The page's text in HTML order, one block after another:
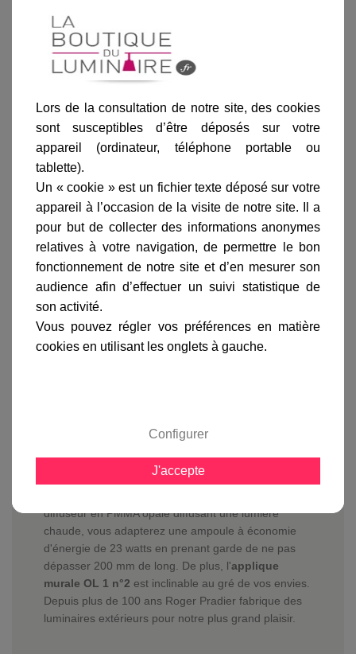
Blanc
anthracite
Ajouter au panier
Informations produit
livraison
gamme complète
diffuseur en PMMA opale diffusant une lumière
chaude, vous adapterez une ampoule à économie
d'énergie de 23 watts en prenant garde de ne pas
dépasser 200 mm de long. De plus, l'applique
murale OL 1 n°2 est inclinable au gré de vos envies.
Depuis plus de 100 ans Roger Pradier fabrique des
luminaires extérieurs pour notre plus grand plaisir.
Lors de la consultation de notre site, des cookies
sont susceptibles d’être déposés sur votre
appareil (ordinateur, téléphone portable ou
tablette).
Un « cookie » est un fichier texte déposé sur votre
appareil à l’occasion de la visite de notre site. Il a
pour but de collecter des informations anonymes
relatives à votre navigation, de permettre le bon
fonctionnement de notre site et d’en mesurer son
audience afin d’effectuer un suivi statistique de
son activité.
Vous pouvez régler vos préférences en matière
cookies en utilisant les onglets à gauche.
Configurer
J'accepte